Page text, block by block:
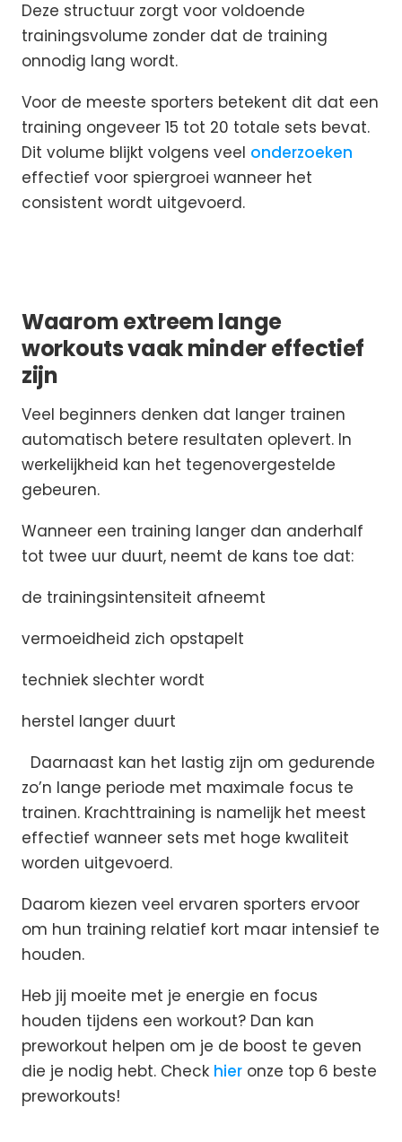
Deze structuur zorgt voor voldoende
trainingsvolume zonder dat de training
onnodig lang wordt.
Voor de meeste sporters betekent dit dat een
training ongeveer 15 tot 20 totale sets bevat.
Dit volume blijkt volgens veel onderzoeken
effectief voor spiergroei wanneer het
consistent wordt uitgevoerd.
Waarom extreem lange
workouts vaak minder effectief
zijn
Veel beginners denken dat langer trainen
automatisch betere resultaten oplevert. In
werkelijkheid kan het tegenovergestelde
gebeuren.
Wanneer een training langer dan anderhalf
tot twee uur duurt, neemt de kans toe dat:
de trainingsintensiteit afneemt
vermoeidheid zich opstapelt
techniek slechter wordt
herstel langer duurt
Daarnaast kan het lastig zijn om gedurende
zo’n lange periode met maximale focus te
trainen. Krachttraining is namelijk het meest
effectief wanneer sets met hoge kwaliteit
worden uitgevoerd.
Daarom kiezen veel ervaren sporters ervoor
om hun training relatief kort maar intensief te
houden.
Heb jij moeite met je energie en focus
houden tijdens een workout? Dan kan
preworkout helpen om je de boost te geven
die je nodig hebt. Check hier onze top 6 beste
preworkouts!